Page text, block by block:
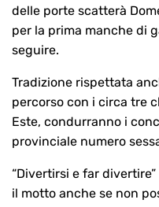
delle porte scatterà
per la prima manche di
seguire.
Tradizione rispettata
percorso con i circa tre
Este, condurranno i
provinciale numero
“Divertirsi e far
il motto anche se non